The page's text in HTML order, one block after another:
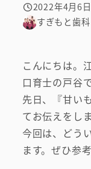
投稿日
2022年4月6日
著
すぎもと歯
こんにちは。
口育士の戸谷で
先日、『甘い
てお伝えをし
今回は、どう
ます。ぜひ参